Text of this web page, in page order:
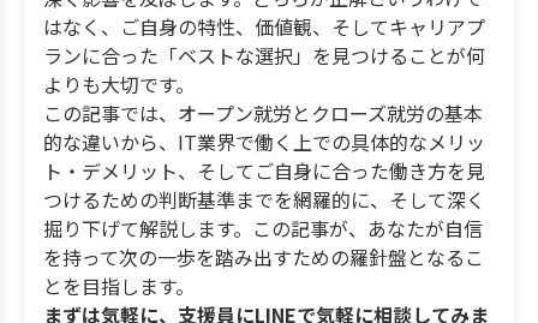
はなく、ご自身の特性、価値観、そしてキャリアプ
ランに合った「ベストな選択」を見つけることが何
よりも大切です。
この記事では、オープン就労とクローズ就労の基本
的な違いから、IT業界で働く上での具体的なメリッ
ト・デメリット、そしてご自身に合った働き方を見
つけるための判断基準までを網羅的に、そして深く
掘り下げて解説します。この記事が、あなたが自信
を持って次の一歩を踏み出すための羅針盤となるこ
とを目指します。
まずは気軽に、支援員にLINEで気軽に相談してみま